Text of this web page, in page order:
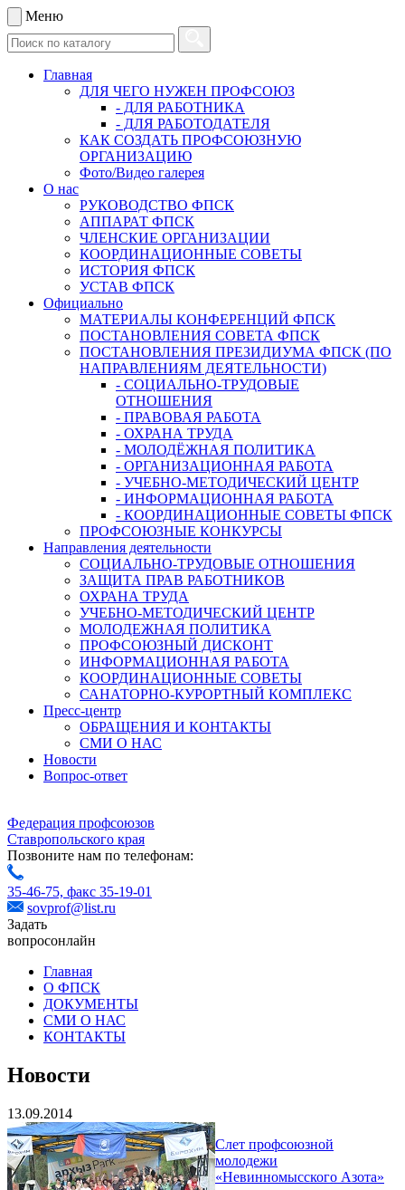
Меню
Главная
ДЛЯ ЧЕГО НУЖЕН ПРОФСОЮЗ
- ДЛЯ РАБОТНИКА
- ДЛЯ РАБОТОДАТЕЛЯ
КАК СОЗДАТЬ ПРОФСОЮЗНУЮ
ОРГАНИЗАЦИЮ
Фото/Видео галерея
О нас
РУКОВОДСТВО ФПСК
АППАРАТ ФПСК
ЧЛЕНСКИЕ ОРГАНИЗАЦИИ
КООРДИНАЦИОННЫЕ СОВЕТЫ
ИСТОРИЯ ФПСК
УСТАВ ФПСК
Официально
МАТЕРИАЛЫ КОНФЕРЕНЦИЙ ФПСК
ПОСТАНОВЛЕНИЯ СОВЕТА ФПСК
ПОСТАНОВЛЕНИЯ ПРЕЗИДИУМА ФПСК (ПО
НАПРАВЛЕНИЯМ ДЕЯТЕЛЬНОСТИ)
- СОЦИАЛЬНО-ТРУДОВЫЕ
ОТНОШЕНИЯ
- ПРАВОВАЯ РАБОТА
- ОХРАНА ТРУДА
- МОЛОДЁЖНАЯ ПОЛИТИКА
- ОРГАНИЗАЦИОННАЯ РАБОТА
- УЧЕБНО-МЕТОДИЧЕСКИЙ ЦЕНТР
- ИНФОРМАЦИОННАЯ РАБОТА
- КООРДИНАЦИОННЫЕ СОВЕТЫ ФПСК
ПРОФСОЮЗНЫЕ КОНКУРСЫ
Направления деятельности
СОЦИАЛЬНО-ТРУДОВЫЕ ОТНОШЕНИЯ
ЗАЩИТА ПРАВ РАБОТНИКОВ
ОХРАНА ТРУДА
УЧЕБНО-МЕТОДИЧЕСКИЙ ЦЕНТР
МОЛОДЕЖНАЯ ПОЛИТИКА
ПРОФСОЮЗНЫЙ ДИСКОНТ
ИНФОРМАЦИОННАЯ РАБОТА
КООРДИНАЦИОННЫЕ СОВЕТЫ
САНАТОРНО-КУРОРТНЫЙ КОМПЛЕКС
Пресс-центр
ОБРАЩЕНИЯ И КОНТАКТЫ
СМИ О НАС
Новости
Вопрос-ответ
Федерация профсоюзов
Ставропольского края
Позвоните нам по телефонам:
35-46-75, факс 35-19-01
sovprof@list.ru
Задать
вопросонлайн
Главная
О ФПСК
ДОКУМЕНТЫ
СМИ О НАС
КОНТАКТЫ
Новости
13.09.2014
Слет профсоюзной
молодежи
«Невинномысского Азота»